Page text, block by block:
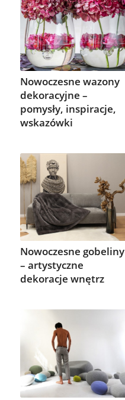
Nowoczesne wazony
dekoracyjne –
pomysły, inspiracje,
wskazówki
Nowoczesne gobeliny
– artystyczne
dekoracje wnętrz